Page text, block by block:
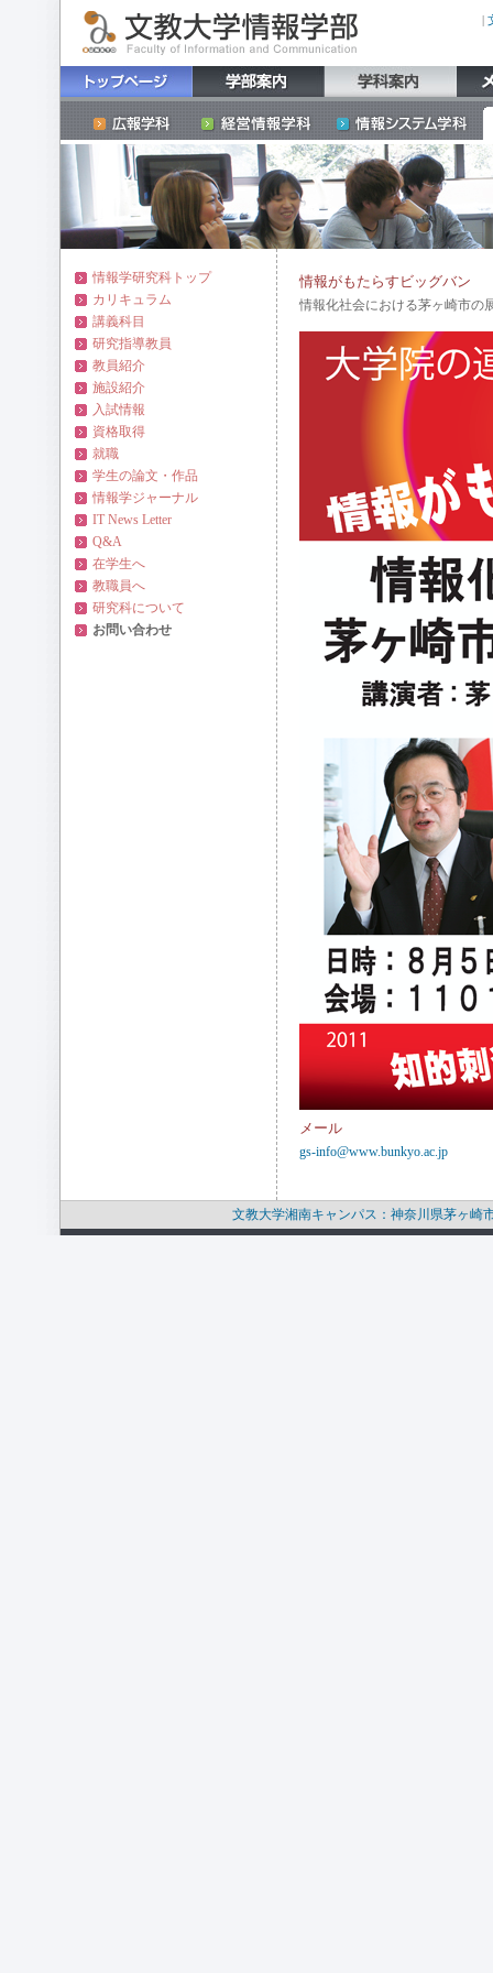
|
情報学研究科トップ
カリキュラム
講義科目
研究指導教員
教員紹介
施設紹介
入試情報
資格取得
就職
学生の論文・作品
情報学ジャーナル
IT News Letter
Q&A
在学生へ
教職員へ
研究科について
お問い合わせ
情報がもたらすビッグバン
情報化社会における茅ヶ崎市の
メール
gs-info@www.bunkyo.ac.jp
文教大学湘南キャンパス：神奈川県茅ヶ崎